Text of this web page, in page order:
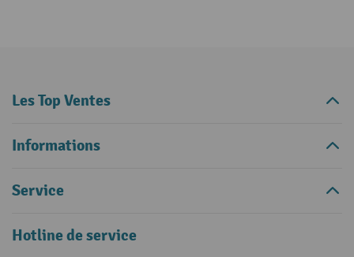
Les Top Ventes
Informations
Service
Hotline de service